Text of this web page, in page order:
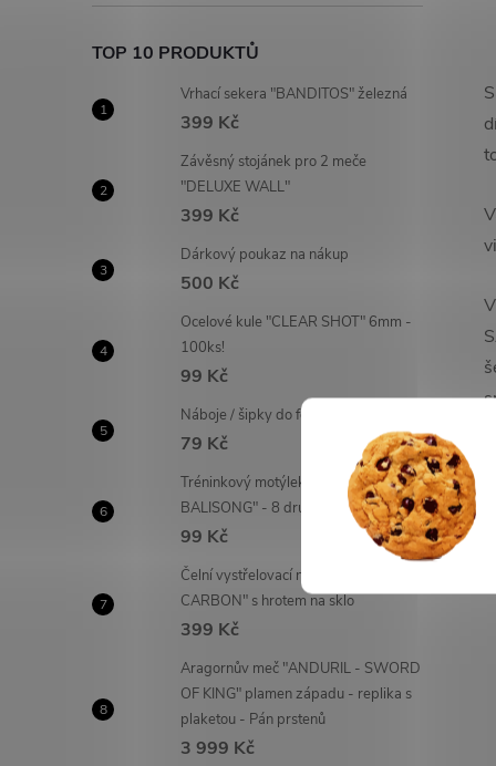
TOP 10 PRODUKTŮ
Vrhací sekera "BANDITOS" železná
399 Kč
Závěsný stojánek pro 2 meče
"DELUXE WALL"
399 Kč
Dárkový poukaz na nákup
500 Kč
Ocelové kule "CLEAR SHOT" 6mm -
100ks!
99 Kč
Náboje / šipky do foukaček - 20 ks!
79 Kč
Tréninkový motýlek "FANTASY
BALISONG" - 8 druhů!
99 Kč
Čelní vystřelovací nůž "OTF
CARBON" s hrotem na sklo
399 Kč
Aragornův meč "ANDURIL - SWORD
OF KING" plamen západu - replika s
plaketou - Pán prstenů
3 999 Kč